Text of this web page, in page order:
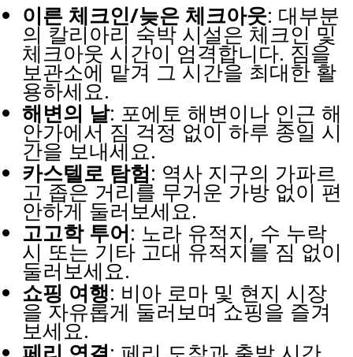
이른 체크인/늦은 체크아웃: 대부분
의 칼리아리 숙박 시설은 체크인 및
체크아웃 시간이 엄격합니다. 짐을
보관소에 맡겨 그 시간을 최대한 활
용하세요.
해변의 날: 포에토 해변이나 인근 해
안가에서 짐 걱정 없이 하루 종일 시
간을 보내세요.
카스텔로 탐험: 역사 지구의 가파르
고 좁은 거리를 무거운 가방 없이 편
안하게 둘러보세요.
고고학 투어: 노라 유적지, 수 누락
시 또는 기타 고대 유적지를 짐 없이
둘러보세요.
쇼핑 여행: 비아 로마 및 현지 시장
을 자유롭게 둘러보며 쇼핑을 즐겨
보세요.